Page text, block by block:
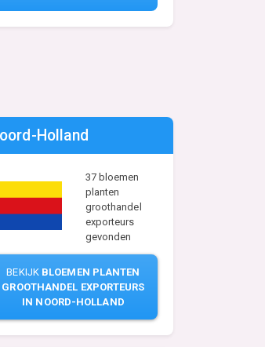
Holland
37 bloemen
planten
groothandel
exporteurs
gevonden
BEKIJK BLOEMEN PLANTEN
GROOTHANDEL EXPORTEURS
IN NOORD-HOLLAND